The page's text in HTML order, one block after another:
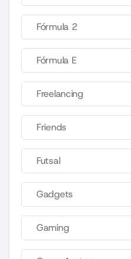
Fórmula 2
Fórmula E
Freelancing
Friends
Futsal
Gadgets
Gaming